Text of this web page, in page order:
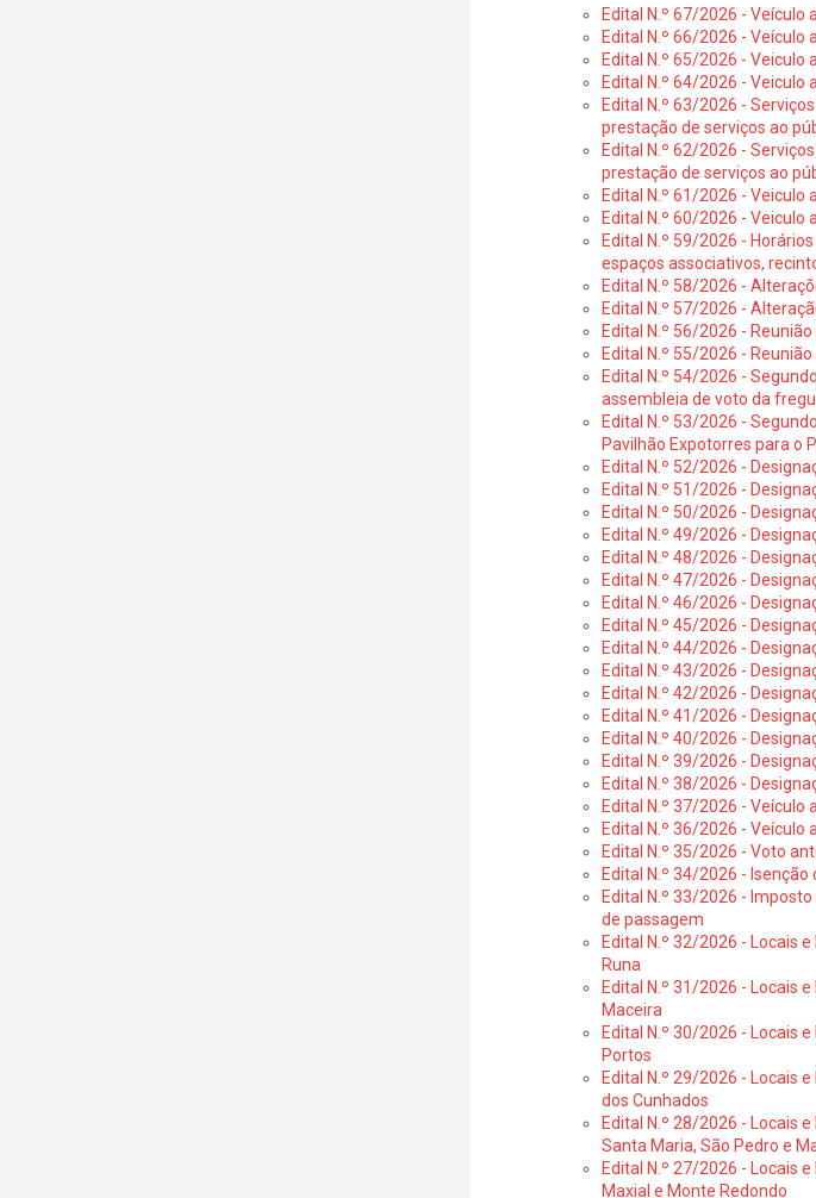
Edital N.º 67/2026 - Veículo
Edital N.º 66/2026 - Veículo
Edital N.º 65/2026 - Veiculo
Edital N.º 64/2026 - Veiculo
Edital N.º 63/2026 -
prestação de serviços ao
Edital N.º 62/2026 -
prestação de serviços ao
Edital N.º 61/2026 - Veiculo
Edital N.º 60/2026 - Veiculo
Edital N.º 59/2026 -
espaços associativos,
Edital N.º 58/2026 -
Edital N.º 57/2026 -
Edital N.º 56/2026 -
Edital N.º 55/2026 -
Edital N.º 54/2026 -
assembleia de voto da
Edital N.º 53/2026 -
Pavilhão Expotorres para o
Edital N.º 52/2026 -
Edital N.º 51/2026 -
Edital N.º 50/2026 -
Edital N.º 49/2026 -
Edital N.º 48/2026 -
Edital N.º 47/2026 -
Edital N.º 46/2026 -
Edital N.º 45/2026 -
Edital N.º 44/2026 -
Edital N.º 43/2026 -
Edital N.º 42/2026 -
Edital N.º 41/2026 -
Edital N.º 40/2026 -
Edital N.º 39/2026 -
Edital N.º 38/2026 -
Edital N.º 37/2026 - Veículo
Edital N.º 36/2026 - Veículo
Edital N.º 35/2026 - Voto
Edital N.º 34/2026 -
Edital N.º 33/2026 -
de passagem
Edital N.º 32/2026 - Locais
Runa
Edital N.º 31/2026 - Locais
Maceira
Edital N.º 30/2026 - Locais
Portos
Edital N.º 29/2026 - Locais
dos Cunhados
Edital N.º 28/2026 - Locais
Santa Maria, São Pedro e
Edital N.º 27/2026 - Locais
Maxial e Monte Redondo